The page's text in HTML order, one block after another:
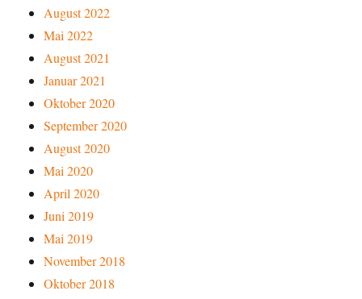
August 2022
Mai 2022
August 2021
Januar 2021
Oktober 2020
September 2020
August 2020
Mai 2020
April 2020
Juni 2019
Mai 2019
November 2018
Oktober 2018